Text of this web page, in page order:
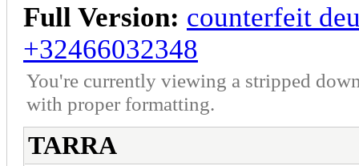
Full Version: counterfeit
+32466032348
You're currently viewing a stripped
with proper formatting.
TARRA